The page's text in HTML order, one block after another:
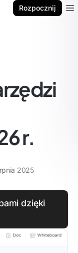
Rozpocznij
r.
2025
dzięki